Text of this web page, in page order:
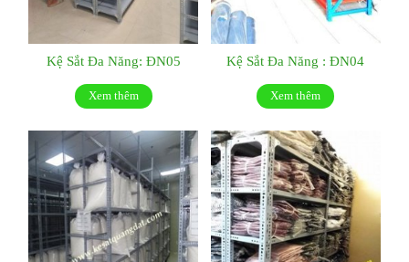
Kệ Sắt Đa Năng: ĐN05
Xem thêm
Kệ Sắt Đa Năng : ĐN04
Xem thêm